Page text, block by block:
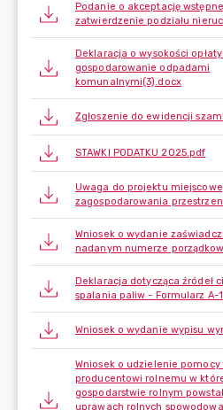
Podanie o akceptację
zatwierdzenie podziału
Deklaracja o wysokości opłaty
gospodarowanie odpadami
komunalnymi(3).docx
Zgłoszenie do ewidencji
STAWKI PODATKU 2025.pdf
Uwaga do projektu
zagospodarowania
Wniosek o wydanie
nadanym numerze
Deklaracja dotycząca źródeł
spalania paliw - Formularz A-
Wniosek o wydanie wypisu
Wniosek o udzielenie
producentowi rolnemu w
gospodarstwie rolnym
uprawach rolnych